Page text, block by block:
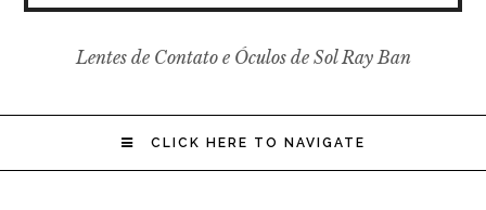
Lentes de Contato e Óculos de Sol Ray Ban
CLICK HERE TO NAVIGATE